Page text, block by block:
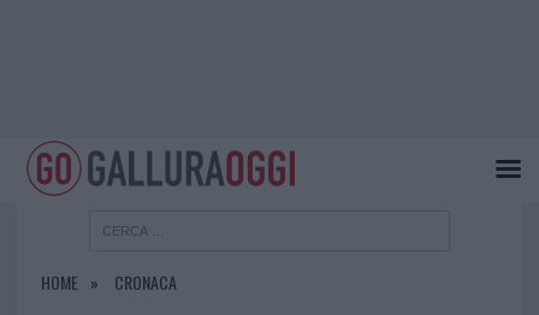
HOME CRONACA